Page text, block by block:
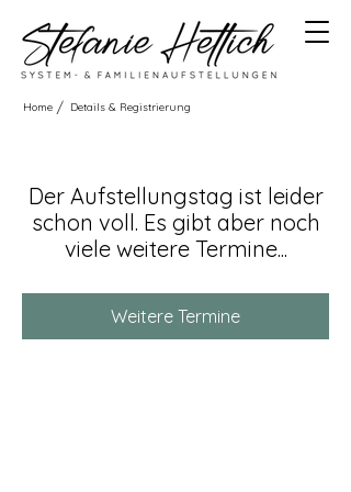
Home / Details & Registrierung
Der Aufstellungstag ist leider
schon voll. Es gibt aber noch
viele weitere Termine...
Weitere Termine